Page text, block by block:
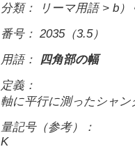
分類： リーマ用語 > b）
番号： 2035（3.5）
用語：
四角部の幅
定義：
軸に平行に測ったシャ
量記号（参考）：
K